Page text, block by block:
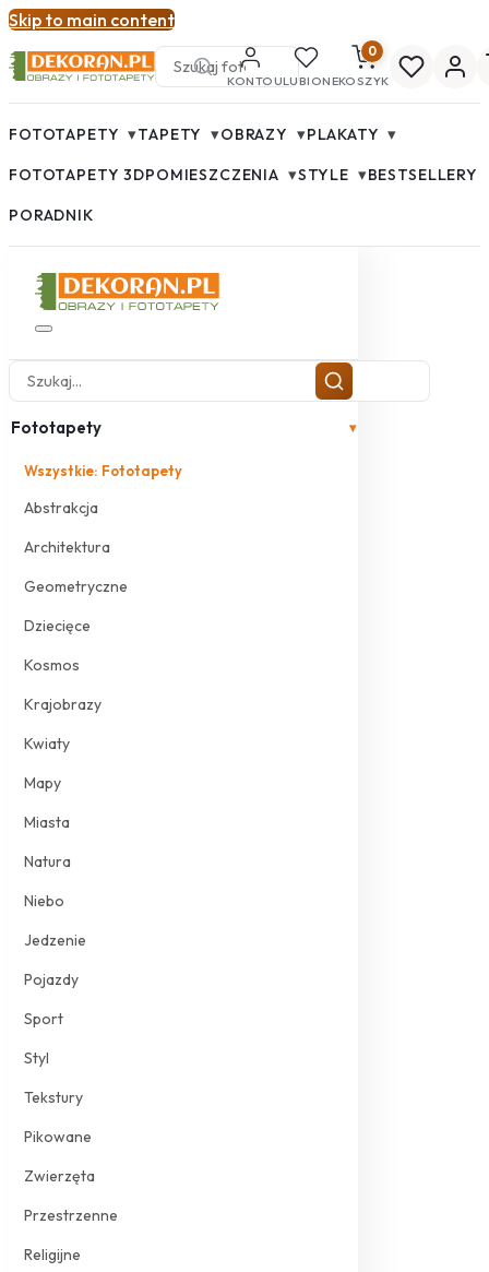
Skip to main content
KONTOULUBIONE
0
KOSZYK
FOTOTAPETY ▾TAPETY ▾OBRAZY ▾PLAKATY ▾
FOTOTAPETY 3DPOMIESZCZENIA ▾STYLE ▾BESTSELLERY
PORADNIK
Fototapety ▾
Wszystkie: Fototapety
Abstrakcja
Architektura
Geometryczne
Dziecięce
Kosmos
Krajobrazy
Kwiaty
Mapy
Miasta
Natura
Niebo
Jedzenie
Pojazdy
Sport
Styl
Tekstury
Pikowane
Zwierzęta
Przestrzenne
Religijne